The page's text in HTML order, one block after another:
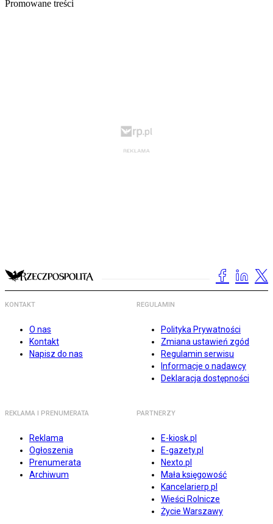
Promowane treści
KONTAKT
O nas
Kontakt
Napisz do nas
REGULAMIN
Polityka Prywatności
Zmiana ustawień zgód
Regulamin serwisu
Informacje o nadawcy
Deklaracja dostępności
REKLAMA I PRENUMERATA
Reklama
Ogłoszenia
Prenumerata
Archiwum
PARTNERZY
E-kiosk.pl
E-gazety.pl
Nexto.pl
Mała księgowość
Kancelarierp.pl
Wieści Rolnicze
Życie Warszawy